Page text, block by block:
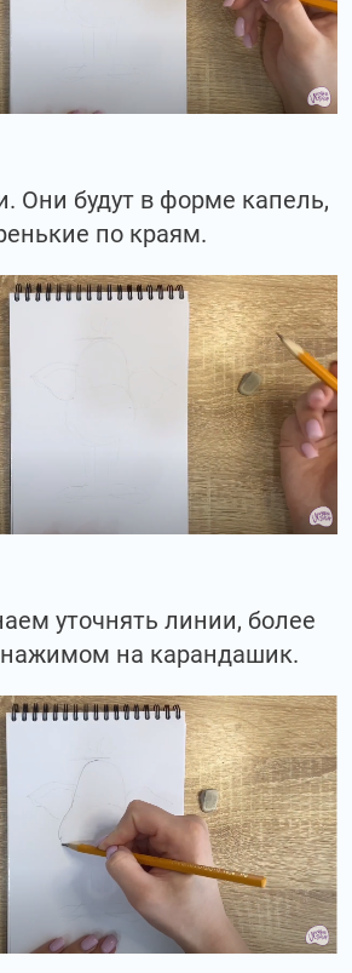
Они будут в форме капель,
по краям.
уточнять линии, более
на карандашик.